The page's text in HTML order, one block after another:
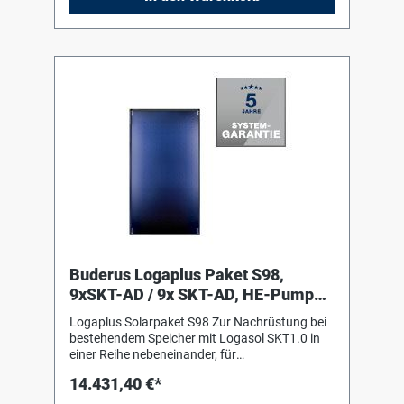
Guss als Kollektorgehäuse 1 Solarstation
Logasol KS0110/2 mit Hocheffizienzpumpe
Anschlusszubehör 3 Solarfluid L, 20 Liter
Buderus Logaplus Paket S98,
9xSKT-AD / 9x SKT-AD, HE-Pumpe,
22,95m2, W
Logaplus Solarpaket S98 Zur Nachrüstung bei
bestehendem Speicher mit Logasol SKT1.0 in
einer Reihe nebeneinander, für
bestehend aus: 9 Logasol SKT1.0-s mit einem
14.431,40 €*